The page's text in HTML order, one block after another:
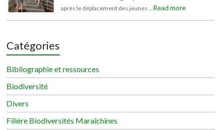
après le déplacement des jeunes … Read more
Catégories
Bibliographie et ressources
Biodiversité
Divers
Filière Biodiversités Maraîchines